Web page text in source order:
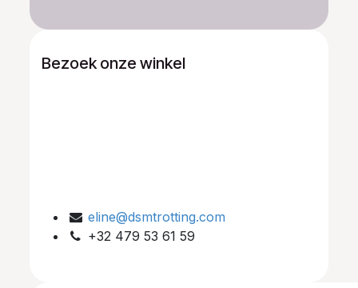
Bezoek onze winkel
eline@dsmtrotting.com
+32 479 53 61 59